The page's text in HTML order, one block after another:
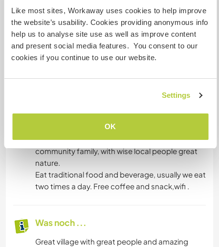
Like most sites, Workaway uses cookies to help improve
the website’s usability. Cookies providing anonymous info
help us to analyse site use as well as improve content
and present social media features. You consent to our
cookies if you continue to use our website.
Settings
OK
Gesprochene Sprachen
Indonesian: Fließend
Englisch: Gute Kenntnisse
Dieser Gastgeber bietet Sprachaustausch an
You will life among our great village with my
community family, with wise local people great
nature.
Eat traditional food and beverage, usually we eat
two times a day. Free coffee and snack,wifi .
Was noch ...
Great village with great people and amazing